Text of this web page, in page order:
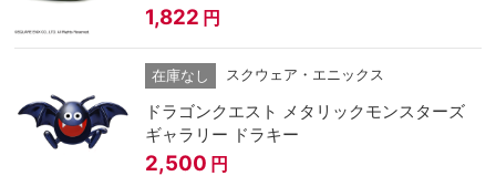
1,822 円
在庫なし スクウェア・エニックス
ドラゴンクエスト メタリックモンスターズ
ギャラリー ドラキー
2,500 円